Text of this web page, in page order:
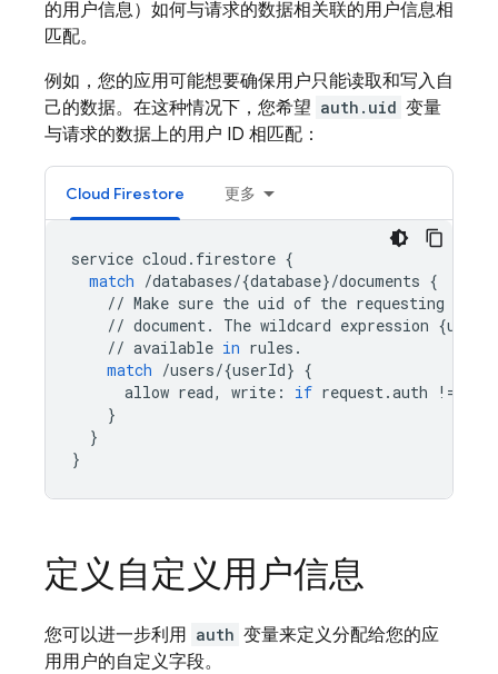
的用户信息）如何与请求的数据相关联的用户信息相
匹配。
例如，您的应用可能想要确保用户只能读取和写入自
己的数据。在这种情况下，您希望 auth.uid 变量
与请求的数据上的用户 ID 相匹配：
Cloud Firestore 更多
service cloud . firestore {
match /databases/{database}/documents {
// Make sure the uid of the requesting
// document. The wildcard expression {
// available in rules .
match /users/{userId} {
allow read, write : if request.auth !=
}
}
}
定义自定义用户信息
您可以进一步利用 auth 变量来定义分配给您的应
用用户的自定义字段。